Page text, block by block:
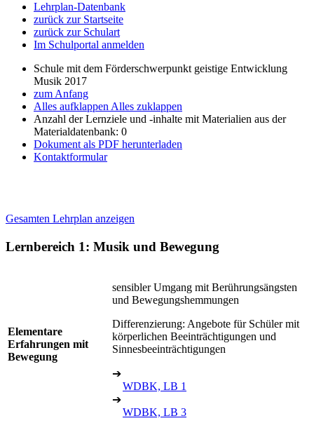
Lehrplan-Datenbank
zurück zur Startseite
zurück zur Schulart
Im Schulportal anmelden
Schule mit dem Förderschwerpunkt geistige Entwicklung
Musik 2017
zum Anfang
Alles aufklappen Alles zuklappen
Anzahl der Lernziele und -inhalte mit Materialien aus der
Materialdatenbank: 0
Dokument als PDF herunterladen
Kontaktformular
Gesamten Lehrplan anzeigen
Lernbereich 1: Musik und Bewegung
Elementare
Erfahrungen mit
Bewegung
sensibler Umgang mit Berührungsängsten
und Bewegungshemmungen
Differenzierung: Angebote für Schüler mit
körperlichen Beeinträchtigungen und
Sinnesbeeinträchtigungen
➔
WDBK, LB 1
➔
WDBK, LB 3